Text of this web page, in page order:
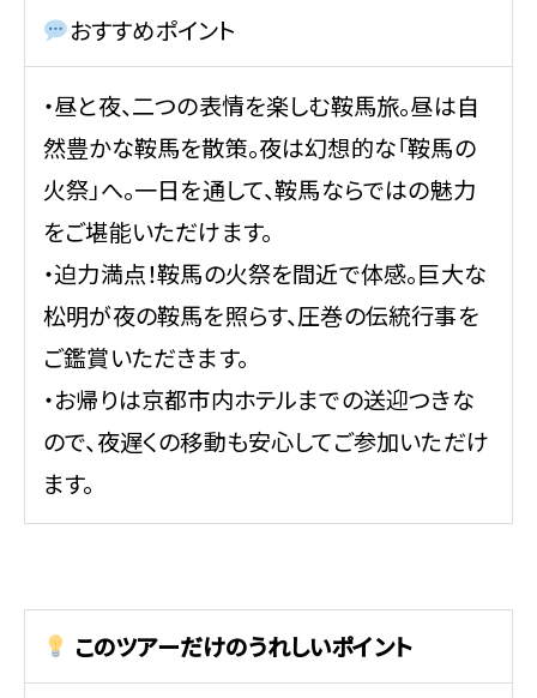
おすすめポイント
・昼と夜、二つの表情を楽しむ鞍馬旅。昼は自
然豊かな鞍馬を散策。夜は幻想的な「鞍馬の
火祭」へ。一日を通して、鞍馬ならではの魅力
をご堪能いただけます。
・迫力満点！鞍馬の火祭を間近で体感。巨大な
松明が夜の鞍馬を照らす、圧巻の伝統行事を
ご鑑賞いただきます。
・お帰りは京都市内ホテルまでの送迎つきな
ので、夜遅くの移動も安心してご参加いただけ
ます。
このツアーだけのうれしいポイント